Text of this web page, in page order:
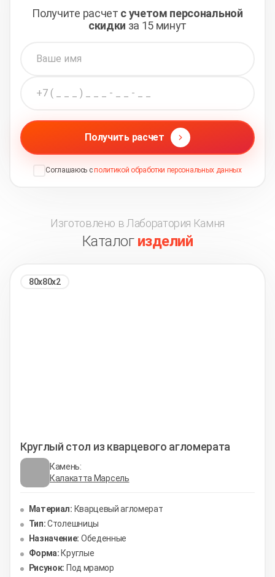
Получите расчет с учетом персональной
скидки за 15 минут
Получить расчет
Соглашаюсь сполитикой обработки персональных данных
Изготовлено в Лаборатория Камня
Каталог изделий
80х80х2
Круглый стол из кварцевого агломерата
Камень:
Калакатта Марсель
Материал: Кварцевый агломерат
Тип:Столешницы
Назначение: Обеденные
Форма: Круглые
Рисунок: Под мрамор